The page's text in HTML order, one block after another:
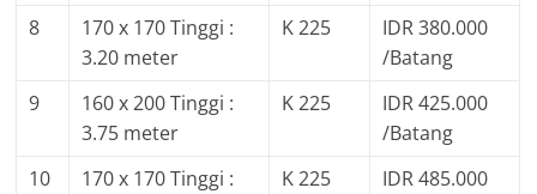
8
170 x 170 Tinggi :
3.20 meter
K 225
IDR 380.000
/Batang
9
160 x 200 Tinggi :
3.75 meter
K 225
IDR 425.000
/Batang
10
170 x 170 Tinggi :
K 225
IDR 485.000